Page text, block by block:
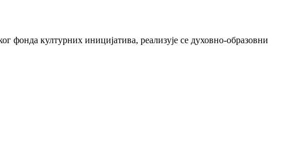
фонда културних иницијатива, реализује се духовно-образовни